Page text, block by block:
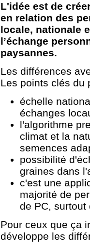
L'idée est de
en relation des
locale, nationale
l’échange
paysannes.
Les différences
Les points clés du
échelle
échanges
l'algorithme
climat et la
semences
possibilité
graines dans
c'est une
majorité de
de PC,
Pour ceux que ça
développe les